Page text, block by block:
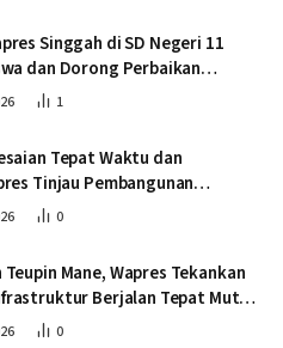
Singgah di SD Negeri 11
dan Dorong Perbaikan
1
Tepat Waktu dan
Tinjau Pembangunan
0
Mane, Wapres Tekankan
Berjalan Tepat Mutu
0